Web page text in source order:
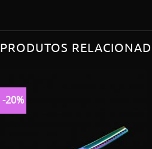
PRODUTOS
-20%